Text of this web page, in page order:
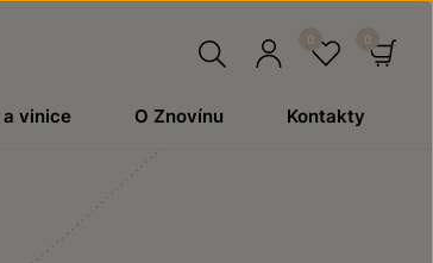
a vinice O Znovínu Kontakty